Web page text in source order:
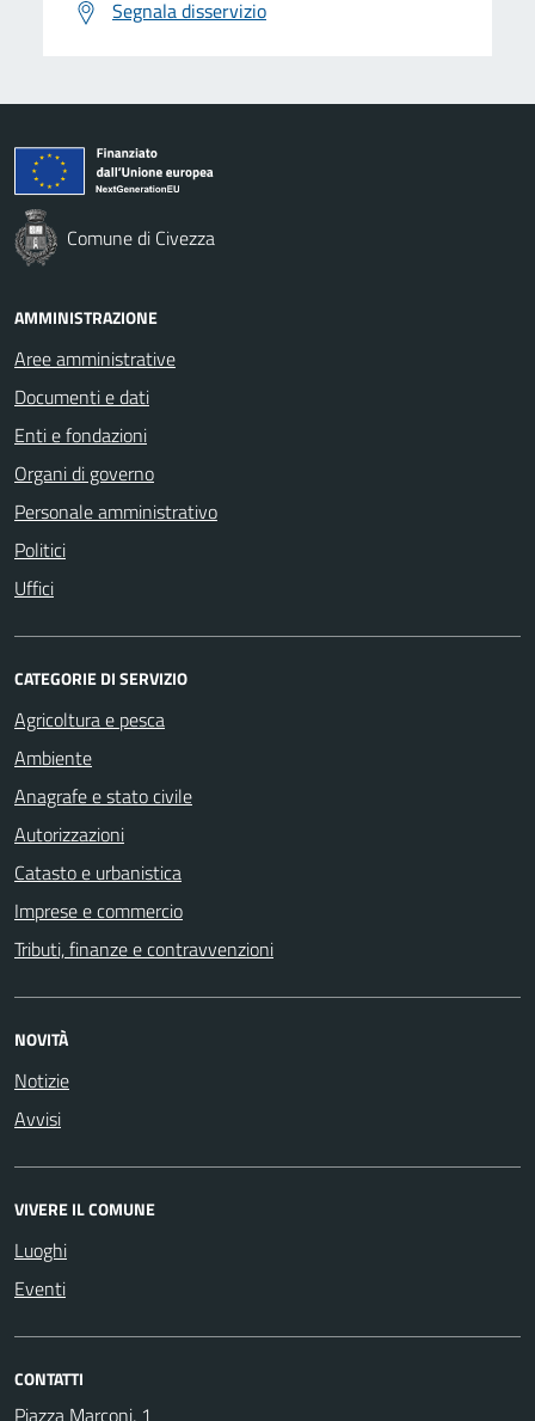
Segnala disservizio
Comune di Civezza
AMMINISTRAZIONE
Aree amministrative
Documenti e dati
Enti e fondazioni
Organi di governo
Personale amministrativo
Politici
Uffici
CATEGORIE DI SERVIZIO
Agricoltura e pesca
Ambiente
Anagrafe e stato civile
Autorizzazioni
Catasto e urbanistica
Imprese e commercio
Tributi, finanze e contravvenzioni
NOVITÀ
Notizie
Avvisi
VIVERE IL COMUNE
Luoghi
Eventi
CONTATTI
Piazza Marconi, 1